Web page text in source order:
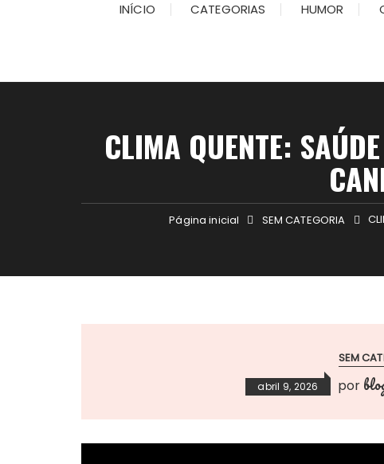
INÍCIO CATEGORIAS HUMOR
CLIMA QUENTE:
Página inicial SEM CATEGORIA
SEM
abril 9, 2026 por